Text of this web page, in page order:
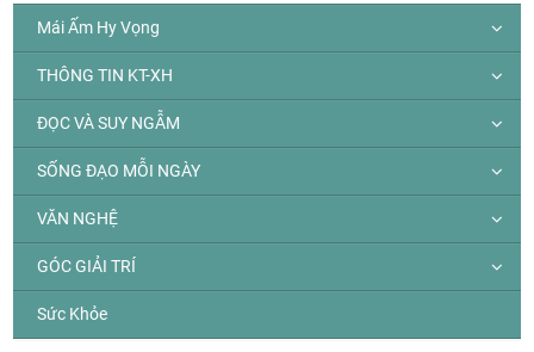
Mái Ấm Hy Vọng
THÔNG TIN KT-XH
ĐỌC VÀ SUY NGẪM
SỐNG ĐẠO MỖI NGÀY
VĂN NGHỆ
GÓC GIẢI TRÍ
Sức Khỏe